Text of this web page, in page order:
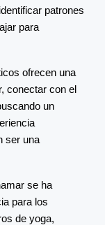
patrones
para
ofrecen una
conectar con el
un
ser una
se ha
para los
de yoga,